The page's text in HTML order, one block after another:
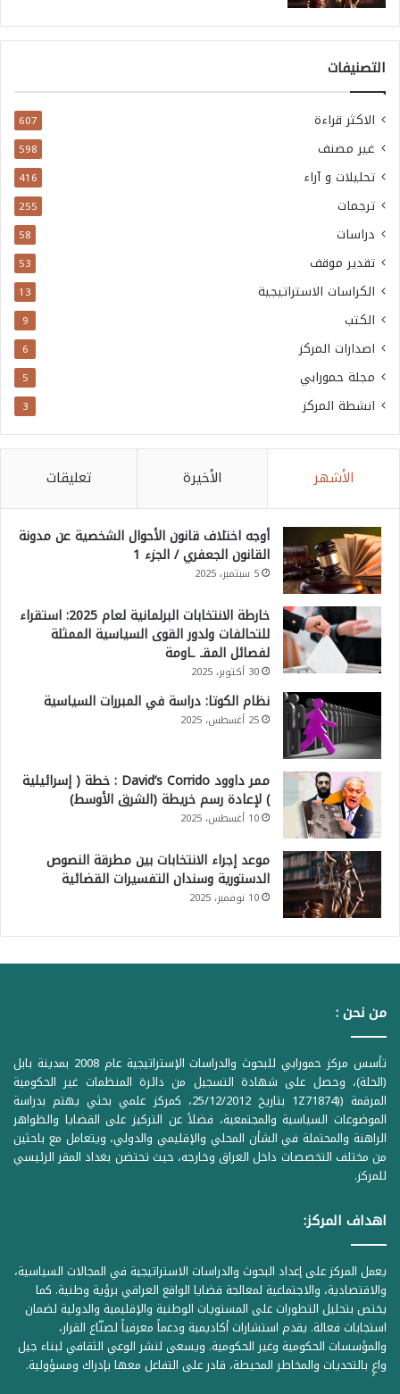
ل
ي
ة
التصنيفات
الاكثر قراءة 607
غير مصنف 598
تحليلات و آراء 416
ترجمات 255
دراسات 58
تقدير موقف 53
الكراسات الاستراتيجية 13
الكتب 9
اصدارات المركز 6
مجلة حمورابي 5
انشطة المركز 3
الأشهر الأخيرة تعليقات
أوجه اختلاف قانون الأحوال الشخصية عن مدونة
القانون الجعفري / الجزء 1
5 سبتمبر، 2025
خارطة الانتخابات البرلمانية لعام 2025: استقراء
للتحالفات ولدور القوى السياسية الممثلة
لفصائل المقـ ـاومة
30 أكتوبر، 2025
نظام الكوتا: دراسة في المبررات السياسية
25 أغسطس، 2025
ممر داوود David’s Corrido : خطة ( إسرائيلية
) لإعادة رسم خريطة (الشرق الأوسط)
10 أغسطس، 2025
موعد إجراء الانتخابات بين مطرقة النصوص
الدستورية وسندان التفسيرات القضائية
10 نوفمبر، 2025
من نحن :
تأسس مركز حمورابي للبحوث والدراسات الإستراتيجية عام 2008 بمدينة بابل
(الحلة)، وحصل على شهادة التسجيل من دائرة المنظمات غير الحكومية
المرقمة ((1Z71874 بتاريخ 25/12/2012، كمركز علمي بحثي يهتم بدراسة
الموضوعات السياسية والمجتمعية، فضلاً عن التركيز على القضايا والظواهر
الراهنة والمحتملة في الشأن المحلي والإقليمي والدولي، ويتعامل مع باحثين
من مختلف التخصصات داخل العراق وخارجه، حيث تحتضن بغداد المقر الرئيسي
للمركز.
اهداف المركز:
يعمل المركز على إعداد البحوث والدراسات الاستراتيجية في المجالات السياسية،
والاقتصادية، والاجتماعية لمعالجة قضايا الواقع العراقي برؤية وطنية. كما
يختص بتحليل التطورات على المستويات الوطنية والإقليمية والدولية لضمان
استجابات فعالة. يقدم استشارات أكاديمية ودعماً معرفياً لصنّاع القرار،
والمؤسسات الحكومية وغير الحكومية. ويسعى لنشر الوعي الثقافي لبناء جيل
واعٍ بالتحديات والمخاطر المحيطة، قادر على التفاعل معها بإدراك ومسؤولية.